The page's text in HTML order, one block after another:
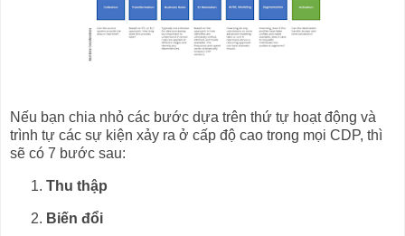
Nếu bạn chia nhỏ các bước dựa trên thứ tự hoạt động và
trình tự các sự kiện xảy ra ở cấp độ cao trong mọi CDP, thì
sẽ có 7 bước sau:
Thu thập
Biến đổi